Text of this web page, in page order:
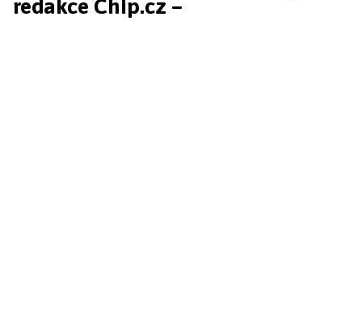
redakce Chip.cz –